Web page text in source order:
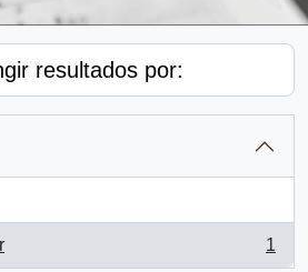
resultados por:
1